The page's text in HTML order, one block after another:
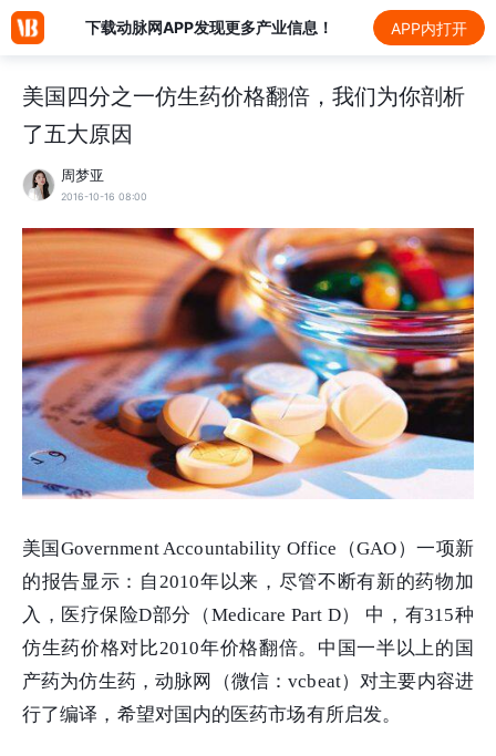
下载动脉网APP发现更多产业信息！ APP内打开
美国四分之一仿生药价格翻倍，我们为你剖析
了五大原因
周梦亚
2016-10-16 08:00
美国Government Accountability Office（GAO）一项新
的报告显示：自2010年以来，尽管不断有新的药物加
入，医疗保险D部分（Medicare Part D） 中，有315种
仿生药价格对比2010年价格翻倍。中国一半以上的国
产药为仿生药，动脉网（微信：vcbeat）对主要内容进
行了编译，希望对国内的医药市场有所启发。